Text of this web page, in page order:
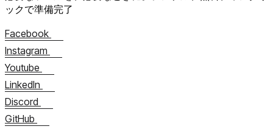
ックで準備完了
Facebook
Instagram
Youtube
LinkedIn
Discord
GitHub